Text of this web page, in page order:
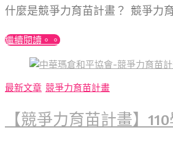
什麼是競爭力育苗計畫？ 競爭力
繼續閱讀。。
最新文章 競爭力育苗計畫
【競爭力育苗計畫】